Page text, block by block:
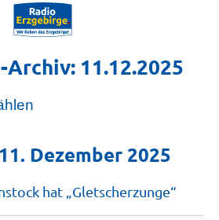
11.12.2025
Dezember 2025
hat „Gletscherzunge“